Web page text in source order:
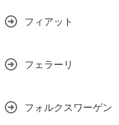
フィアット
フェラーリ
フォルクスワーゲン